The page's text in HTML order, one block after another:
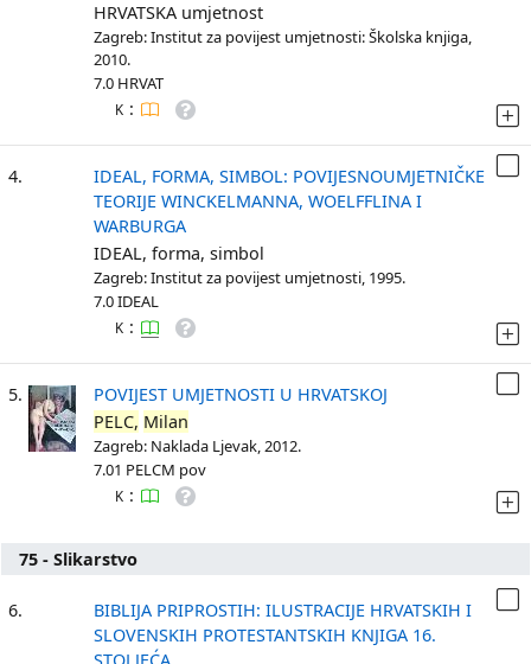
HRVATSKA umjetnost
Zagreb: Institut za povijest umjetnosti: Školska knjiga,
2010.
7.0 HRVAT
K :
4.
IDEAL, FORMA, SIMBOL: POVIJESNOUMJETNIČKE
TEORIJE WINCKELMANNA, WOELFFLINA I
WARBURGA
IDEAL, forma, simbol
Zagreb: Institut za povijest umjetnosti, 1995.
7.0 IDEAL
K :
5.
POVIJEST UMJETNOSTI U HRVATSKOJ
PELC, Milan
Zagreb: Naklada Ljevak, 2012.
7.01 PELCM pov
K :
75 - Slikarstvo
6.
BIBLIJA PRIPROSTIH: ILUSTRACIJE HRVATSKIH I
SLOVENSKIH PROTESTANTSKIH KNJIGA 16.